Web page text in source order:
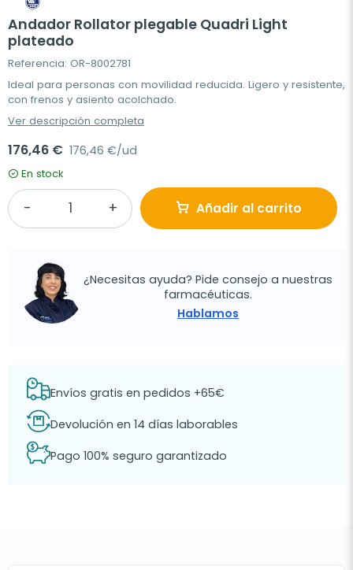
Andador Rollator plegable Quadri Light
plateado
Referencia: OR-8002781
Ideal para personas con movilidad reducida. Ligero y resistente,
con frenos y asiento acolchado.
Ver descripción completa
176,46 € 176,46 €/ud
En stock
Añadir al carrito
¿Necesitas ayuda? Pide consejo a nuestras
farmacéuticas.
Hablamos
Envíos gratis en pedidos +65€
Devolución en 14 días laborables
Pago 100% seguro garantizado